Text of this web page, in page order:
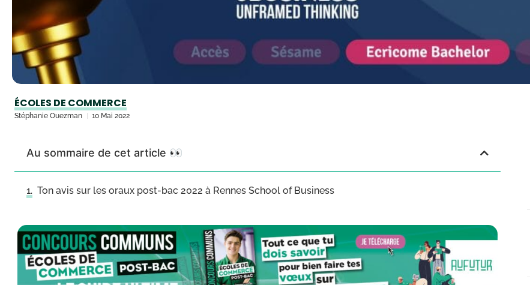
ÉCOLES DE COMMERCE
Stéphanie Ouezman 10 Mai 2022
Au sommaire de cet article 👀
Ton avis sur les oraux post-bac 2022 à Rennes School of Business